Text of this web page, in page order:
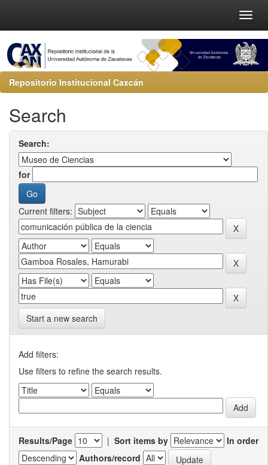
Repositorio Institucional Caxcán
Search
Search:
for
Current filters:
Start a new search
Add filters:
Use filters to refine the search results.
Results/Page | Sort items by
In order
Authors/record